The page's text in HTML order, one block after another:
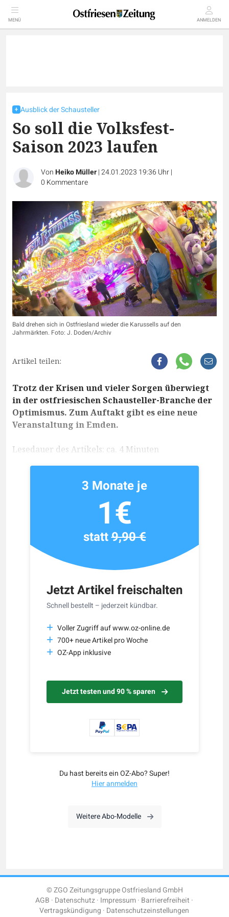
MENÜ ANMELDEN
Ausblick der Schausteller
So soll die Volksfest-
Saison 2023 laufen
VonHeiko Müller|24.01.2023 19:36 Uhr|
0 Kommentare
Bald drehen sich in Ostfriesland wieder die Karussells auf den
Jahrmärkten. Foto: J. Doden/Archiv
Artikel teilen:
Trotz der Krisen und vieler Sorgen überwiegt
in der ostfriesischen Schausteller-Branche der
Optimismus. Zum Auftakt gibt es eine neue
Veranstaltung in Emden.
Lesedauer des Artikels: ca. 4 Minuten
Jetzt Artikel freischalten
Schnell bestellt – jederzeit kündbar.
Voller Zugriff auf www.oz-online.de
700+ neue Artikel pro Woche
OZ-App inklusive
Jetzt testen und 90 % sparen
3 Monate je
1€
statt9,90 €
Du hast bereits ein OZ-Abo? Super!
Hier anmelden
Weitere Abo-Modelle
© ZGO Zeitungsgruppe Ostfriesland GmbH
AGB Datenschutz Impressum Barrierefreiheit
Vertragskündigung Datenschutzeinstellungen